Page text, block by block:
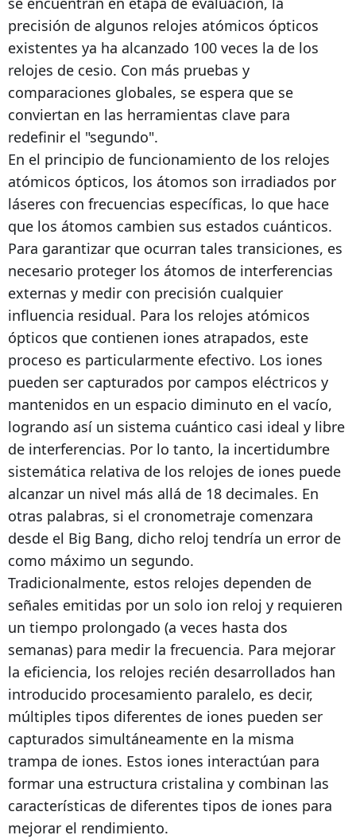
precisión de algunos relojes atómicos ópticos
existentes ya ha alcanzado 100 veces la de los
relojes de cesio. Con más pruebas y
comparaciones globales, se espera que se
conviertan en las herramientas clave para
redefinir el "segundo".
En el principio de funcionamiento de los relojes
atómicos ópticos, los átomos son irradiados por
láseres con frecuencias específicas, lo que hace
que los átomos cambien sus estados cuánticos.
Para garantizar que ocurran tales transiciones, es
necesario proteger los átomos de interferencias
externas y medir con precisión cualquier
influencia residual. Para los relojes atómicos
ópticos que contienen iones atrapados, este
proceso es particularmente efectivo. Los iones
pueden ser capturados por campos eléctricos y
mantenidos en un espacio diminuto en el vacío,
logrando así un sistema cuántico casi ideal y libre
de interferencias. Por lo tanto, la incertidumbre
sistemática relativa de los relojes de iones puede
alcanzar un nivel más allá de 18 decimales. En
otras palabras, si el cronometraje comenzara
desde el Big Bang, dicho reloj tendría un error de
como máximo un segundo.
Tradicionalmente, estos relojes dependen de
señales emitidas por un solo ion reloj y requieren
un tiempo prolongado (a veces hasta dos
semanas) para medir la frecuencia. Para mejorar
la eficiencia, los relojes recién desarrollados han
introducido procesamiento paralelo, es decir,
múltiples tipos diferentes de iones pueden ser
capturados simultáneamente en la misma
trampa de iones. Estos iones interactúan para
formar una estructura cristalina y combinan las
características de diferentes tipos de iones para
mejorar el rendimiento.